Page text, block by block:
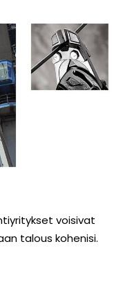
voisivat
talous kohenisi.